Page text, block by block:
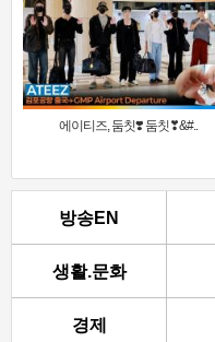
에이티즈, 둠칫❣️ 둠칫❣&#..
방송EN
생활.문화
경제